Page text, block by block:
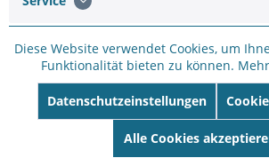
Beschreibung
Die Kamera ist end of live, den
unter FD9187-HT-V3 in zwei
Technische Daten
mehr
Diese Website verwendet Cookies, um
Funktionalität bieten zu können.
Datenschutzeinstellungen
Alle Cookies